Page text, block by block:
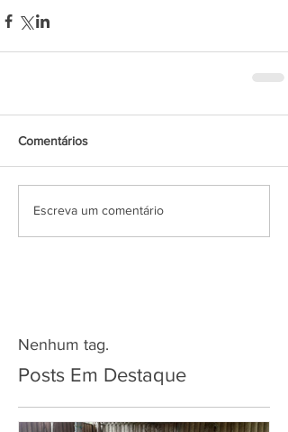
Comentários
Escreva um comentário
Nenhum tag.
Posts Em Destaque